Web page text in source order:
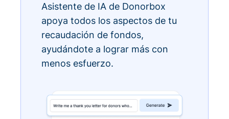
Asistente de IA de Donorbox
apoya todos los aspectos de tu
recaudación de fondos,
ayudándote a lograr más con
menos esfuerzo.